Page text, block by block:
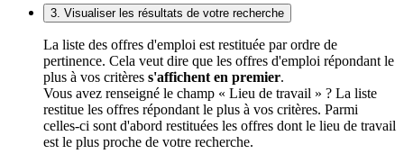
3. Visualiser les résultats de votre recherche
La liste des offres d'emploi est restituée par ordre de
pertinence. Cela veut dire que les offres d'emploi répondant le
plus à vos critères s'affichent en premier.
Vous avez renseigné le champ « Lieu de travail » ? La liste
restitue les offres répondant le plus à vos critères. Parmi
celles-ci sont d'abord restituées les offres dont le lieu de travail
est le plus proche de votre recherche.